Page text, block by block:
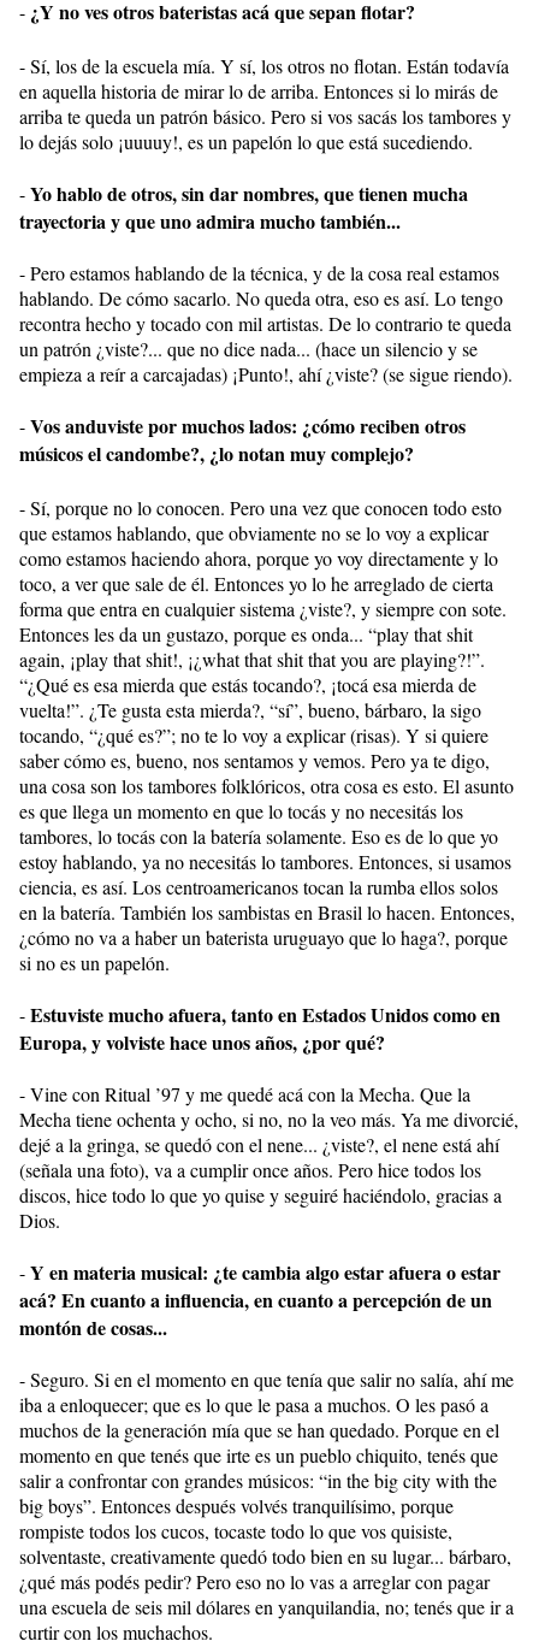
- ¿Y no ves otros bateristas acá que sepan flotar?
- Sí, los de la escuela mía. Y sí, los otros no flotan. Están todavía
en aquella historia de mirar lo de arriba. Entonces si lo mirás de
arriba te queda un patrón básico. Pero si vos sacás los tambores y
lo dejás solo ¡uuuuy!, es un papelón lo que está sucediendo.
-Yo hablo de otros, sin dar nombres, que tienen mucha
trayectoria y que uno admira mucho también...
- Pero estamos hablando de la técnica, y de la cosa real estamos
hablando. De cómo sacarlo. No queda otra, eso es así. Lo tengo
recontra hecho y tocado con mil artistas. De lo contrario te queda
un patrón ¿viste?... que no dice nada... (hace un silencio y se
empieza a reír a carcajadas) ¡Punto!, ahí ¿viste? (se sigue riendo).
-Vos anduviste por muchos lados: ¿cómo reciben otros
músicos el candombe?, ¿lo notan muy complejo?
- Sí, porque no lo conocen. Pero una vez que conocen todo esto
que estamos hablando, que obviamente no se lo voy a explicar
como estamos haciendo ahora, porque yo voy directamente y lo
toco, a ver que sale de él. Entonces yo lo he arreglado de cierta
forma que entra en cualquier sistema ¿viste?, y siempre con sote.
Entonces les da un gustazo, porque es onda... “play that shit
again, ¡play that shit!, ¡¿what that shit that you are playing?!”.
“¿Qué es esa mierda que estás tocando?, ¡tocá esa mierda de
vuelta!”. ¿Te gusta esta mierda?, “sí”, bueno, bárbaro, la sigo
tocando, “¿qué es?”; no te lo voy a explicar (risas). Y si quiere
saber cómo es, bueno, nos sentamos y vemos. Pero ya te digo,
una cosa son los tambores folklóricos, otra cosa es esto. El asunto
es que llega un momento en que lo tocás y no necesitás los
tambores, lo tocás con la batería solamente. Eso es de lo que yo
estoy hablando, ya no necesitás lo tambores. Entonces, si usamos
ciencia, es así. Los centroamericanos tocan la rumba ellos solos
en la batería. También los sambistas en Brasil lo hacen. Entonces,
¿cómo no va a haber un baterista uruguayo que lo haga?, porque
si no es un papelón.
-Estuviste mucho afuera, tanto en Estados Unidos como en
Europa, y volviste hace unos años, ¿por qué?
- Vine con Ritual ’97 y me quedé acá con la Mecha. Que la
Mecha tiene ochenta y ocho, si no, no la veo más. Ya me divorcié,
dejé a la gringa, se quedó con el nene... ¿viste?, el nene está ahí
(señala una foto), va a cumplir once años. Pero hice todos los
discos, hice todo lo que yo quise y seguiré haciéndolo, gracias a
Dios.
-Y en materia musical: ¿te cambia algo estar afuera o estar
acá? En cuanto a influencia, en cuanto a percepción de un
montón de cosas...
- Seguro. Si en el momento en que tenía que salir no salía, ahí me
iba a enloquecer; que es lo que le pasa a muchos. O les pasó a
muchos de la generación mía que se han quedado. Porque en el
momento en que tenés que irte es un pueblo chiquito, tenés que
salir a confrontar con grandes músicos: “in the big city with the
big boys”. Entonces después volvés tranquilísimo, porque
rompiste todos los cucos, tocaste todo lo que vos quisiste,
solventaste, creativamente quedó todo bien en su lugar... bárbaro,
¿qué más podés pedir? Pero eso no lo vas a arreglar con pagar
una escuela de seis mil dólares en yanquilandia, no; tenés que ir a
curtir con los muchachos.